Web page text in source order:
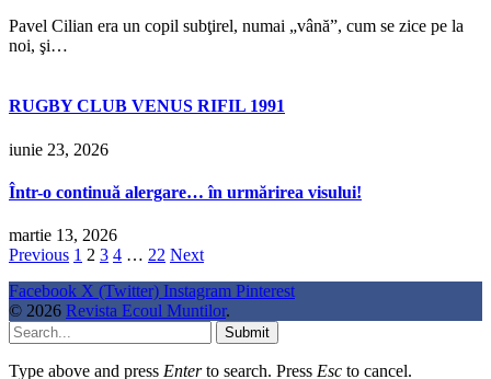
Pavel Cilian era un copil subţirel, numai „vână”, cum se zice pe la
noi, şi…
RUGBY CLUB VENUS RIFIL 1991
iunie 23, 2026
Într-o continuă alergare… în urmărirea visului!
martie 13, 2026
Previous 1 2 3 4 … 22 Next
Facebook X (Twitter) Instagram Pinterest
© 2026 Revista Ecoul Muntilor.
Submit
Type above and press Enterto search. Press Esc to cancel.